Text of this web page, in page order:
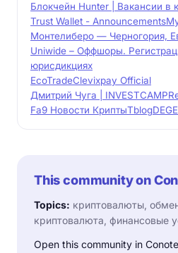
Блокчейн Hunter | Вакансии в
Trust Wallet - Announcements
Монтелиберо — Черногория,
Uniwide – Оффшоры.
юрисдикциях
EcoTradeClevixpay Official
Дмитрий Чуга | INVESTCAMP
Fa9 Новости КриптыTblog
This community on
Topics: криптовалюты,
криптовалюта, финансовые
Open this community in